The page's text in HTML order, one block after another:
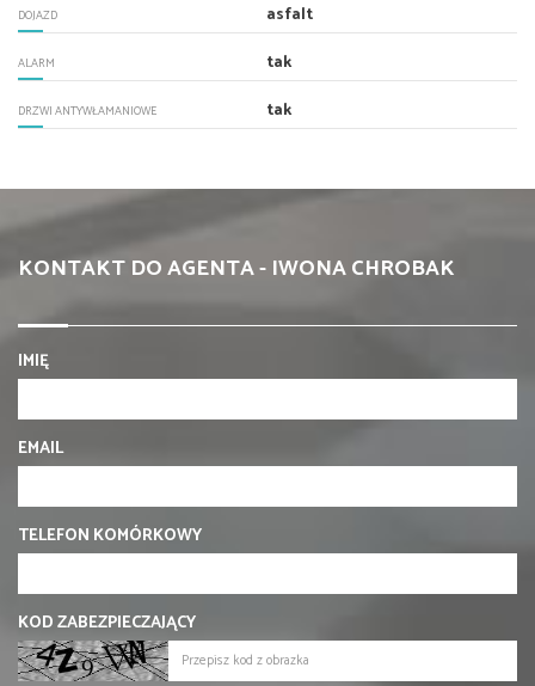
DOJAZD asfalt
ALARM tak
DRZWI ANTYWŁAMANIOWE tak
KONTAKT DO AGENTA - IWONA CHROBAK
IMIĘ
EMAIL
TELEFON KOMÓRKOWY
KOD ZABEZPIECZAJĄCY